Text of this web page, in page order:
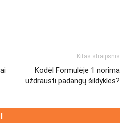
Kitas straipsnis
Kodėl Formulėje 1 norima
uždrausti padangų šildykles?